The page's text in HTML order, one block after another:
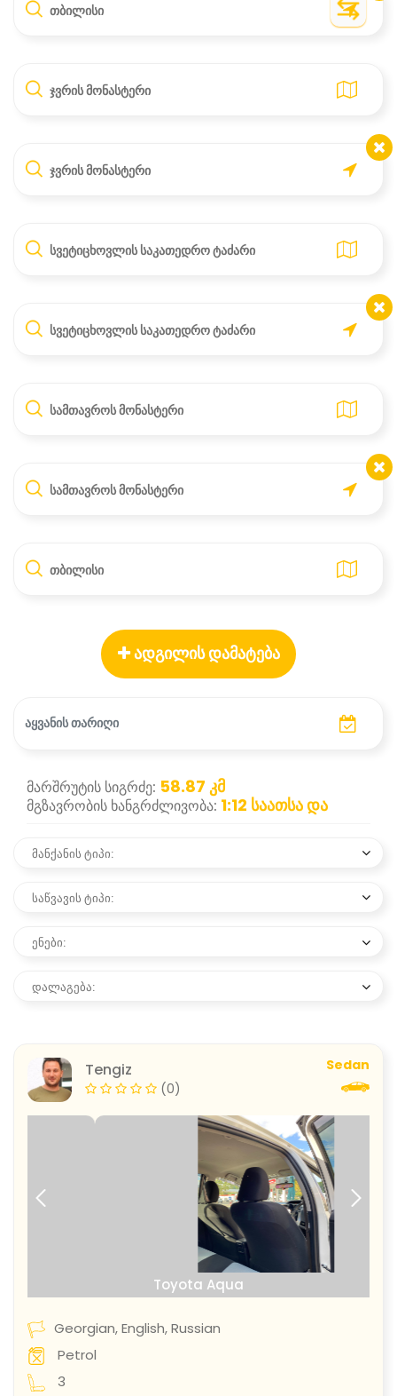
თბილისი
ჯვრის მონასტერი
ჯვრის მონასტერი
სვეტიცხოვლის საკათედრო ტაძარი
სვეტიცხოვლის საკათედრო ტაძარი
სამთავროს მონასტერი
სამთავროს მონასტერი
თბილისი
ადგილის დამატება
მარშრუტის სიგრძე: 58.87 კმ
მგზავრობის ხანგრძლივობა: 1:12 საათსა და
მანქანის ტიპი:
საწვავის ტიპი:
ენები:
დალაგება:
Tengiz
(0)
Sedan
prev next
Toyota Aqua
Georgian, English, Russian
Petrol
3